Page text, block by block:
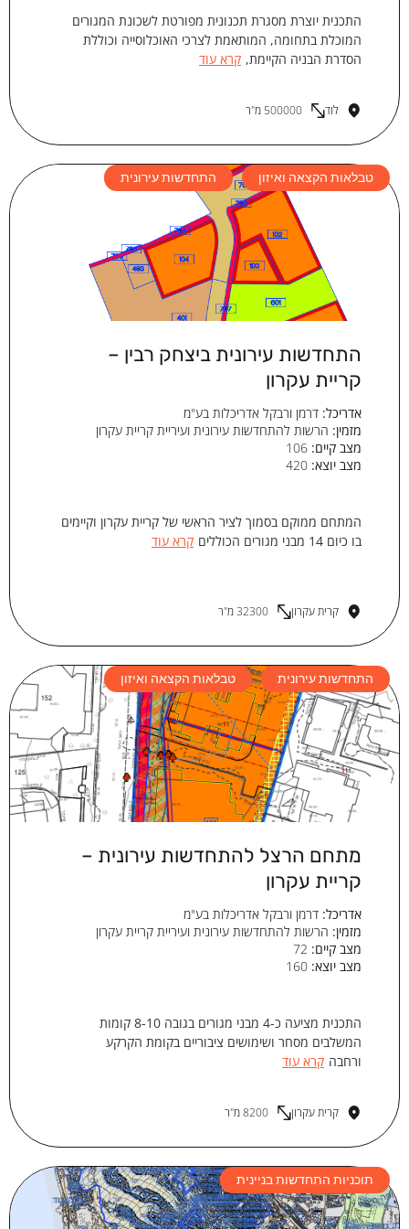
התכנית יוצרת מסגרת תכנונית מפורטת לשכונת המגורים
המוכלת בתחומה, המותאמת לצרכי האוכלוסייה וכוללת
הסדרת הבניה הקיימת, קרא עוד
לוד 500000 מ"ר
טבלאות הקצאה ואיזון התחדשות עירונית
התחדשות עירונית ביצחק רבין –
קריית עקרון
אדריכל: דרמן ורבקל אדריכלות בע"מ
מזמין: הרשות להתחדשות עירונית ועיריית קריית עקרון
מצב קיים:
מצב יוצא:
המתחם ממוקם בסמוך לציר הראשי של קריית עקרון וקיימים
בו כיום 14 מבני מגורים הכוללים
קרא עוד
קרית עקרון 32300 מ"ר
התחדשות עירונית טבלאות הקצאה ואיזון
מתחם הרצל להתחדשות עירונית –
קריית עקרון
אדריכל: דרמן ורבקל אדריכלות בע"מ
מזמין: הרשות להתחדשות עירונית ועיריית קריית עקרון
מצב קיים:
מצב יוצא:
התכנית מציעה כ-4 מבני מגורים בגובה 8-10 קומות
המשלבים מסחר ושימושים ציבוריים בקומת הקרקע
ורחבה קרא עוד
קרית עקרון 8200 מ"ר
תוכניות התחדשות בניינית